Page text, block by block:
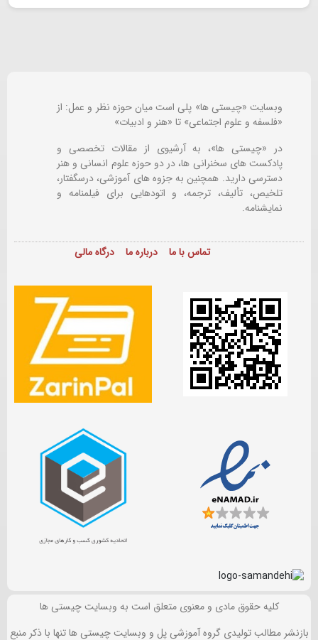
وبسایت «چیستی ها» پلی است میان حوزه نظر و عمل: از
«فلسفه و علوم اجتماعی» تا «هنر و ادبیات»
در «چیستی ها»، به آرشیوی از مقالات تخصصی و
پادکست های سخنرانی ها، در دو حوزه علوم انسانی و هنر
دسترسی دارید. همچنین به جزوه های آموزشی، درسگفتار،
تلخیص، تألیف، ترجمه، و اتودهایی برایفیلمنامه و
نمایشنامه.
تماس با ما درباره ما درگاه مالی
کلیه حقوق مادی و معنوی متعلق است به وبسایت چیستی ها
بازنشر مطالب تولیدی گروه آموزشی پل و وبسایت چیستی ها تنها با ذکر منبع